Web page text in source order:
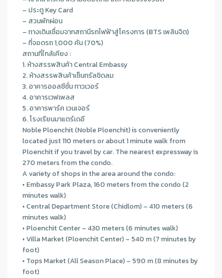
– ประตู Key Card
– สวนพักผ่อน
– ทางเดินเชื่อมจากสถานีรถไฟฟ้าสู่โครงการ (BTS เพลินจิต)
– ที่จอดรถ 1,000 คัน (70%)
สถานที่ใกล้เคียง :
1. ห้างสรรพสินค้า Central Embassy
2. ห้างสรรพสินค้าเซ็นทรัลชิดลม
3. อาคารออลซีซั่น ทาวเวอร์
4. อาคารเวฟเพลส
5. อาคารพาร์ค เวนเจอร์
6. โรงเรียนมาแตร์เดอี
Noble Ploenchit (Noble Ploenchit) is conveniently
located just 110 meters or about 1 minute walk from
Ploenchit if you travel by car. The nearest expressway is
270 meters from the condo.
A variety of shops in the area around the condo:
• Embassy Park Plaza, 160 meters from the condo (2
minutes walk)
• Central Department Store (Chidlom) – 410 meters (6
minutes walk)
• Ploenchit Center – 430 meters (6 minutes walk)
• Villa Market (Ploenchit Center) – 540 m (7 minutes by
foot)
• Tops Market (All Season Place) – 590 m (8 minutes by
foot)